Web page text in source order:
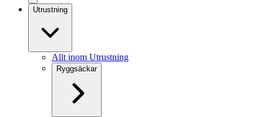
Utrustning
Allt inom Utrustning
Ryggsäckar